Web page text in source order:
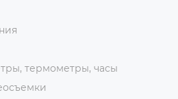
термометры, часы